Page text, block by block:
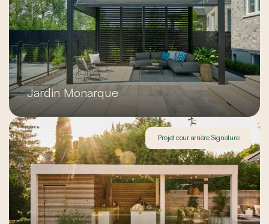
Jardin Monarque
Projet cour arrière Signature